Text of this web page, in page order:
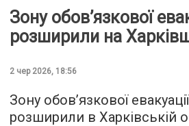
Зону обов’язкової
розширили на
2 чер 2026, 18:56
Зону обов’язкової
розширили в Харківській